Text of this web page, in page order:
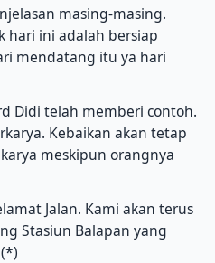
masing-masing.
hari ini adalah bersiap
mendatang itu ya hari
Didi telah memberi contoh.
Kebaikan akan tetap
meskipun orangnya
Jalan. Kami akan terus
Stasiun Balapan yang